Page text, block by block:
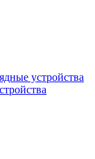
устройства